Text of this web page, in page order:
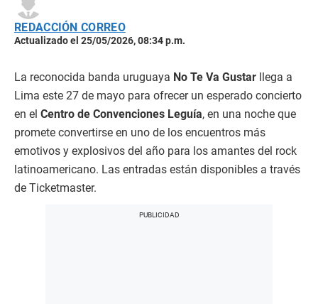
REDACCIÓN CORREO
Actualizado el 25/05/2026, 08:34 p.m.
La reconocida banda uruguaya No Te Va Gustar
llega a
Lima este 27 de mayo para ofrecer un esperado concierto
en el Centro de Convenciones Leguía, en una noche que
promete convertirse en uno de los encuentros más
emotivos y explosivos del año para los amantes del rock
latinoamericano. Las entradas están disponibles a través
de Ticketmaster.